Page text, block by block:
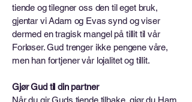
tiende og tilegner oss den til eget bruk,
gjentar vi Adam og Evas synd og viser
dermed en tragisk mangel på tillit til vår
Forløser. Gud trenger ikke pengene våre,
men han fortjener vår lojalitet og tillit.
Gjør Gud til din partner
Når du gir Guds tiende tilbake, gjør du Ham